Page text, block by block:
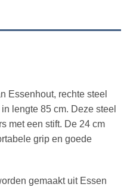
Essenhout, rechte steel
lengte 85 cm. Deze steel
met een stift. De 24 cm
grip en goede
gemaakt uit Essen